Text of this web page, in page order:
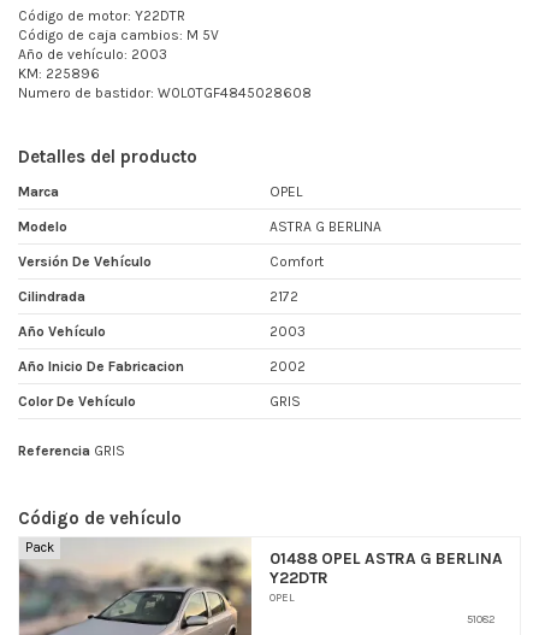
Código de motor: Y22DTR
Código de caja cambios: M 5V
Año de vehículo: 2003
KM: 225896
Numero de bastidor: W0L0TGF4845028608
Detalles del producto
Marca OPEL
Modelo ASTRA G BERLINA
Versión De Vehículo Comfort
Cilindrada 2172
Año Vehículo 2003
Año Inicio De Fabricacion 2002
Color De Vehículo GRIS
Referencia GRIS
Código de vehículo
Pack
01488 OPEL ASTRA G BERLINA
Y22DTR
OPEL
51082